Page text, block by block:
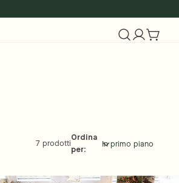
LoginCarrello
7 prodotti
Ordina
per: